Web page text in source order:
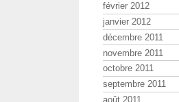
février 2012
janvier 2012
décembre 2011
novembre 2011
octobre 2011
septembre 2011
août 2011